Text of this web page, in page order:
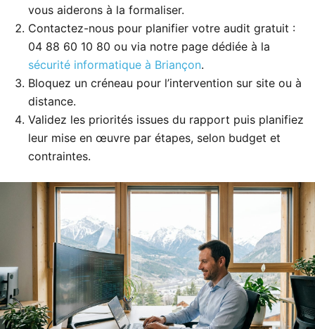
vous aiderons à la formaliser.
Contactez-nous pour planifier votre audit gratuit :
04 88 60 10 80 ou via notre page dédiée à la
sécurité informatique à Briançon.
Bloquez un créneau pour l’intervention sur site ou à
distance.
Validez les priorités issues du rapport puis planifiez
leur mise en œuvre par étapes, selon budget et
contraintes.